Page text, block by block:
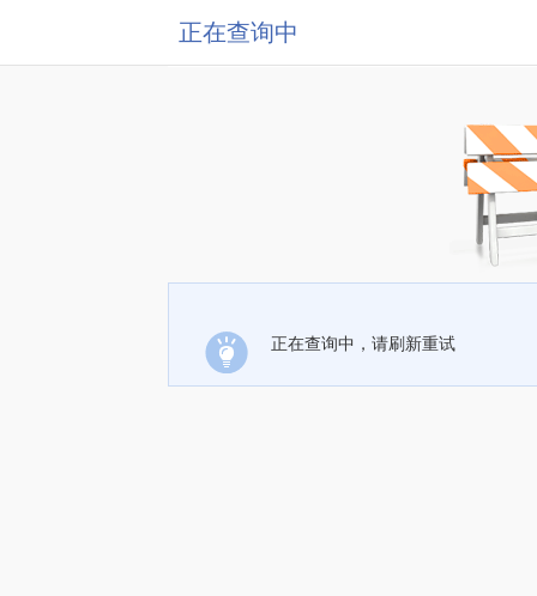
正在查询中
正在查询中，请刷新重试